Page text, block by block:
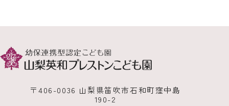
〒406-0036 山梨県笛吹市石和町窪中島
190-2